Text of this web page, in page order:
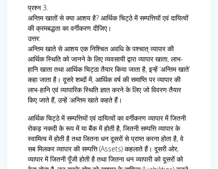
प्रश्न 3.
अन्तिम खातों से क्या आशय है? आर्थिक चिट्ठे में सम्पत्तियों एवं दायित्वों
की क्रमबद्धता का वर्गीकरण दीजिए।
उत्तर:
अन्तिम खाते से आशय एक निश्चित अवधि के पश्चात् व्यापार की
आर्थिक स्थिति को जानने के लिए व्यवसायी द्वारा व्यापार खाता, लाभ-
हानि खाता तथा आर्थिक चिट्ठा तैयार किया जाता है, इन्हें ‘अन्तिम खाते’
कहा जाता है। दूसरे शब्दों में, आर्थिक वर्ष की समाप्ति पर व्यापार की
लाभ-हानि एवं व्यापारिक स्थिति ज्ञात करने के लिए जो विवरण तैयार
किए जाते हैं, उन्हें ‘अन्तिम खाते कहते हैं।
आर्थिक चिट्ठे में सम्पत्तियों एवं दायित्वों का वर्गीकरण व्यापार में जितनी
रोकड़ नकदी के रूप में या बैंक में होती है, जितनी सम्पत्ति व्यापार के
स्वामित्व में होती है तथा जितना धन दूसरों से प्राप्त करना होता है, वे
सब मिलकर व्यापार की सम्पत्ति (Assets) कहलाते हैं। दूसरी ओर,
व्यापार में जितनी पूँजी होती है तथा जितना धन व्यापारी को दूसरों को